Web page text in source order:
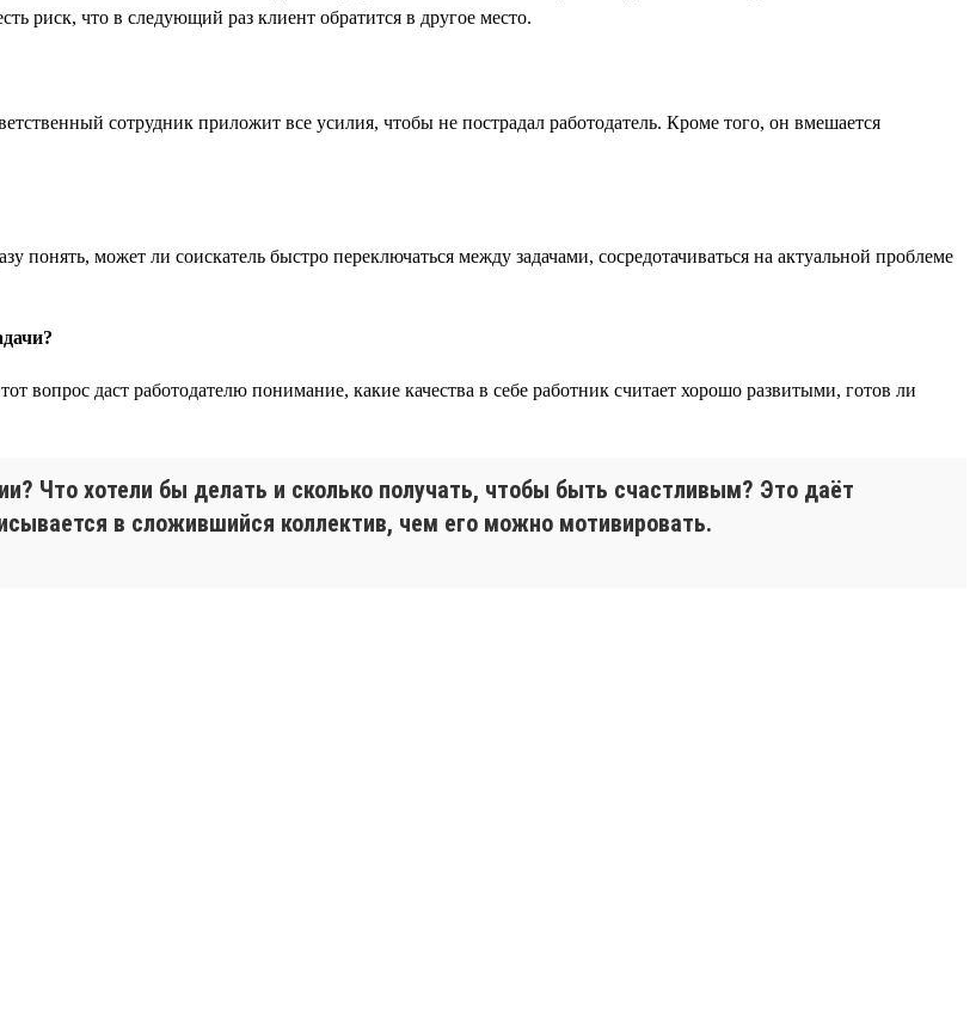
риск, что в следующий раз клиент обратится в другое место.
сотрудник приложит все усилия, чтобы не пострадал работодатель. Кроме того, он вмешается
понять, может ли соискатель быстро переключаться между задачами, сосредотачиваться на актуальной проблеме
вопрос даст работодателю понимание, какие качества в себе работник считает хорошо развитыми, готов ли
Что хотели бы делать и сколько получать, чтобы быть счастливым? Это даёт
в сложившийся коллектив, чем его можно мотивировать.